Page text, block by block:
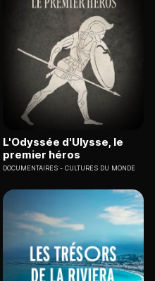
L'Odyssée d'Ulysse, le
premier héros
DOCUMENTAIRES CULTURES DU MONDE